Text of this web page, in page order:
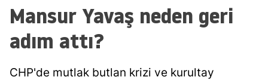
Mansur Yavaş neden geri
adım attı?
CHP'de mutlak butlan krizi ve kurultay